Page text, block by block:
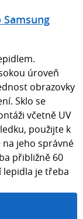
úroveň
obrazovky
Sklo se
včetně UV
použijte k
jeho správné
přibližně 60
lepidla je třeba